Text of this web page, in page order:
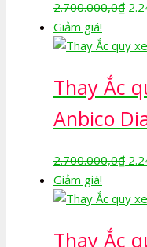
2.700.000,0₫ Giá
là:
Giảm giá!
Thay Ắc
Anbico
2.700.000,0₫ Giá
là:
Giảm giá!
Thay Ắc